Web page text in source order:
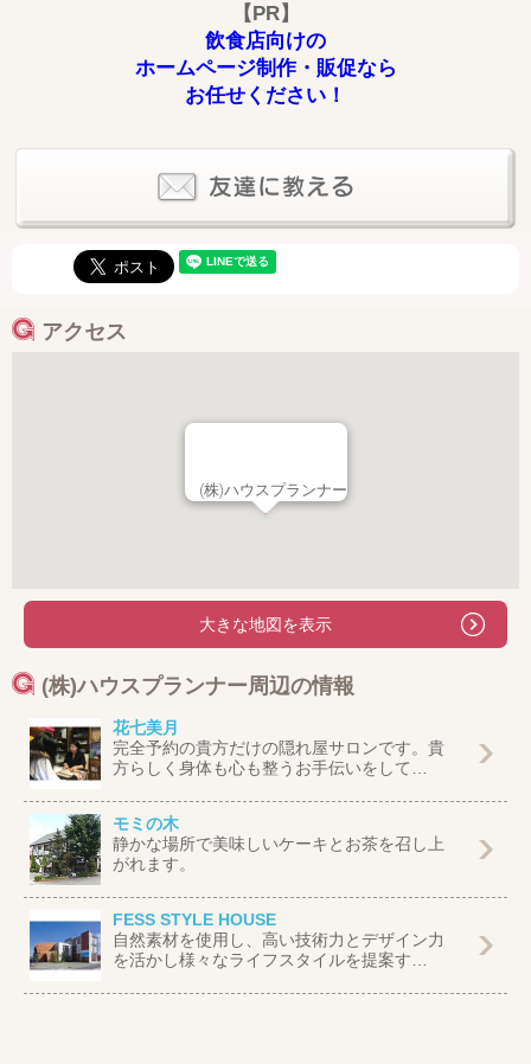
【PR】
飲食店向けの
ホームページ制作・販促なら
お任せください！
アクセス
(株)ハウスプランナー
大きな地図を表示
(株)ハウスプランナー周辺の情報
花七美月
完全予約の貴方だけの隠れ屋サロンです。貴
方らしく身体も心も整うお手伝いをして…
モミの木
静かな場所で美味しいケーキとお茶を召し上
がれます。
FESS STYLE HOUSE
自然素材を使用し、高い技術力とデザイン力
を活かし様々なライフスタイルを提案す…